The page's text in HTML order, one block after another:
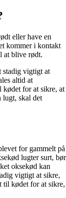
eller have en
kommer i kontakt
at blive rødt.
stadig vigtigt at
altid at
kødet for at sikre, at
lugt, skal det
for gammelt på
lugter surt, bør
oksekød kan
vigtigt at sikre,
til kødet for at sikre,